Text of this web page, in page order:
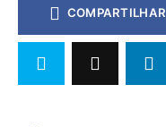
COMPARTILHAR